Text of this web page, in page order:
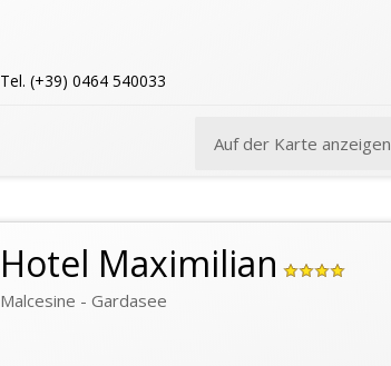
Tel. (+39) 0464 540033
Auf der Karte anzeigen
Hotel Maximilian
Malcesine - Gardasee